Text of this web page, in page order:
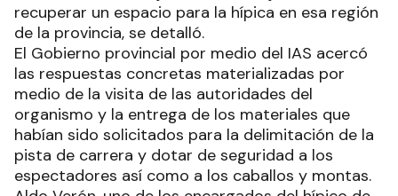
recuperar un espacio para la hípica en esa región
de la provincia, se detalló.
El Gobierno provincial por medio del IAS acercó
las respuestas concretas materializadas por
medio de la visita de las autoridades del
organismo y la entrega de los materiales que
habían sido solicitados para la delimitación de la
pista de carrera y dotar de seguridad a los
espectadores así como a los caballos y montas.